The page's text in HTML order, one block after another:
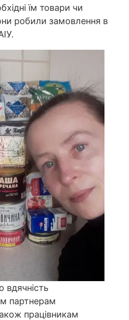
їм товари чи
робили замовлення в
партнерам
працівникам